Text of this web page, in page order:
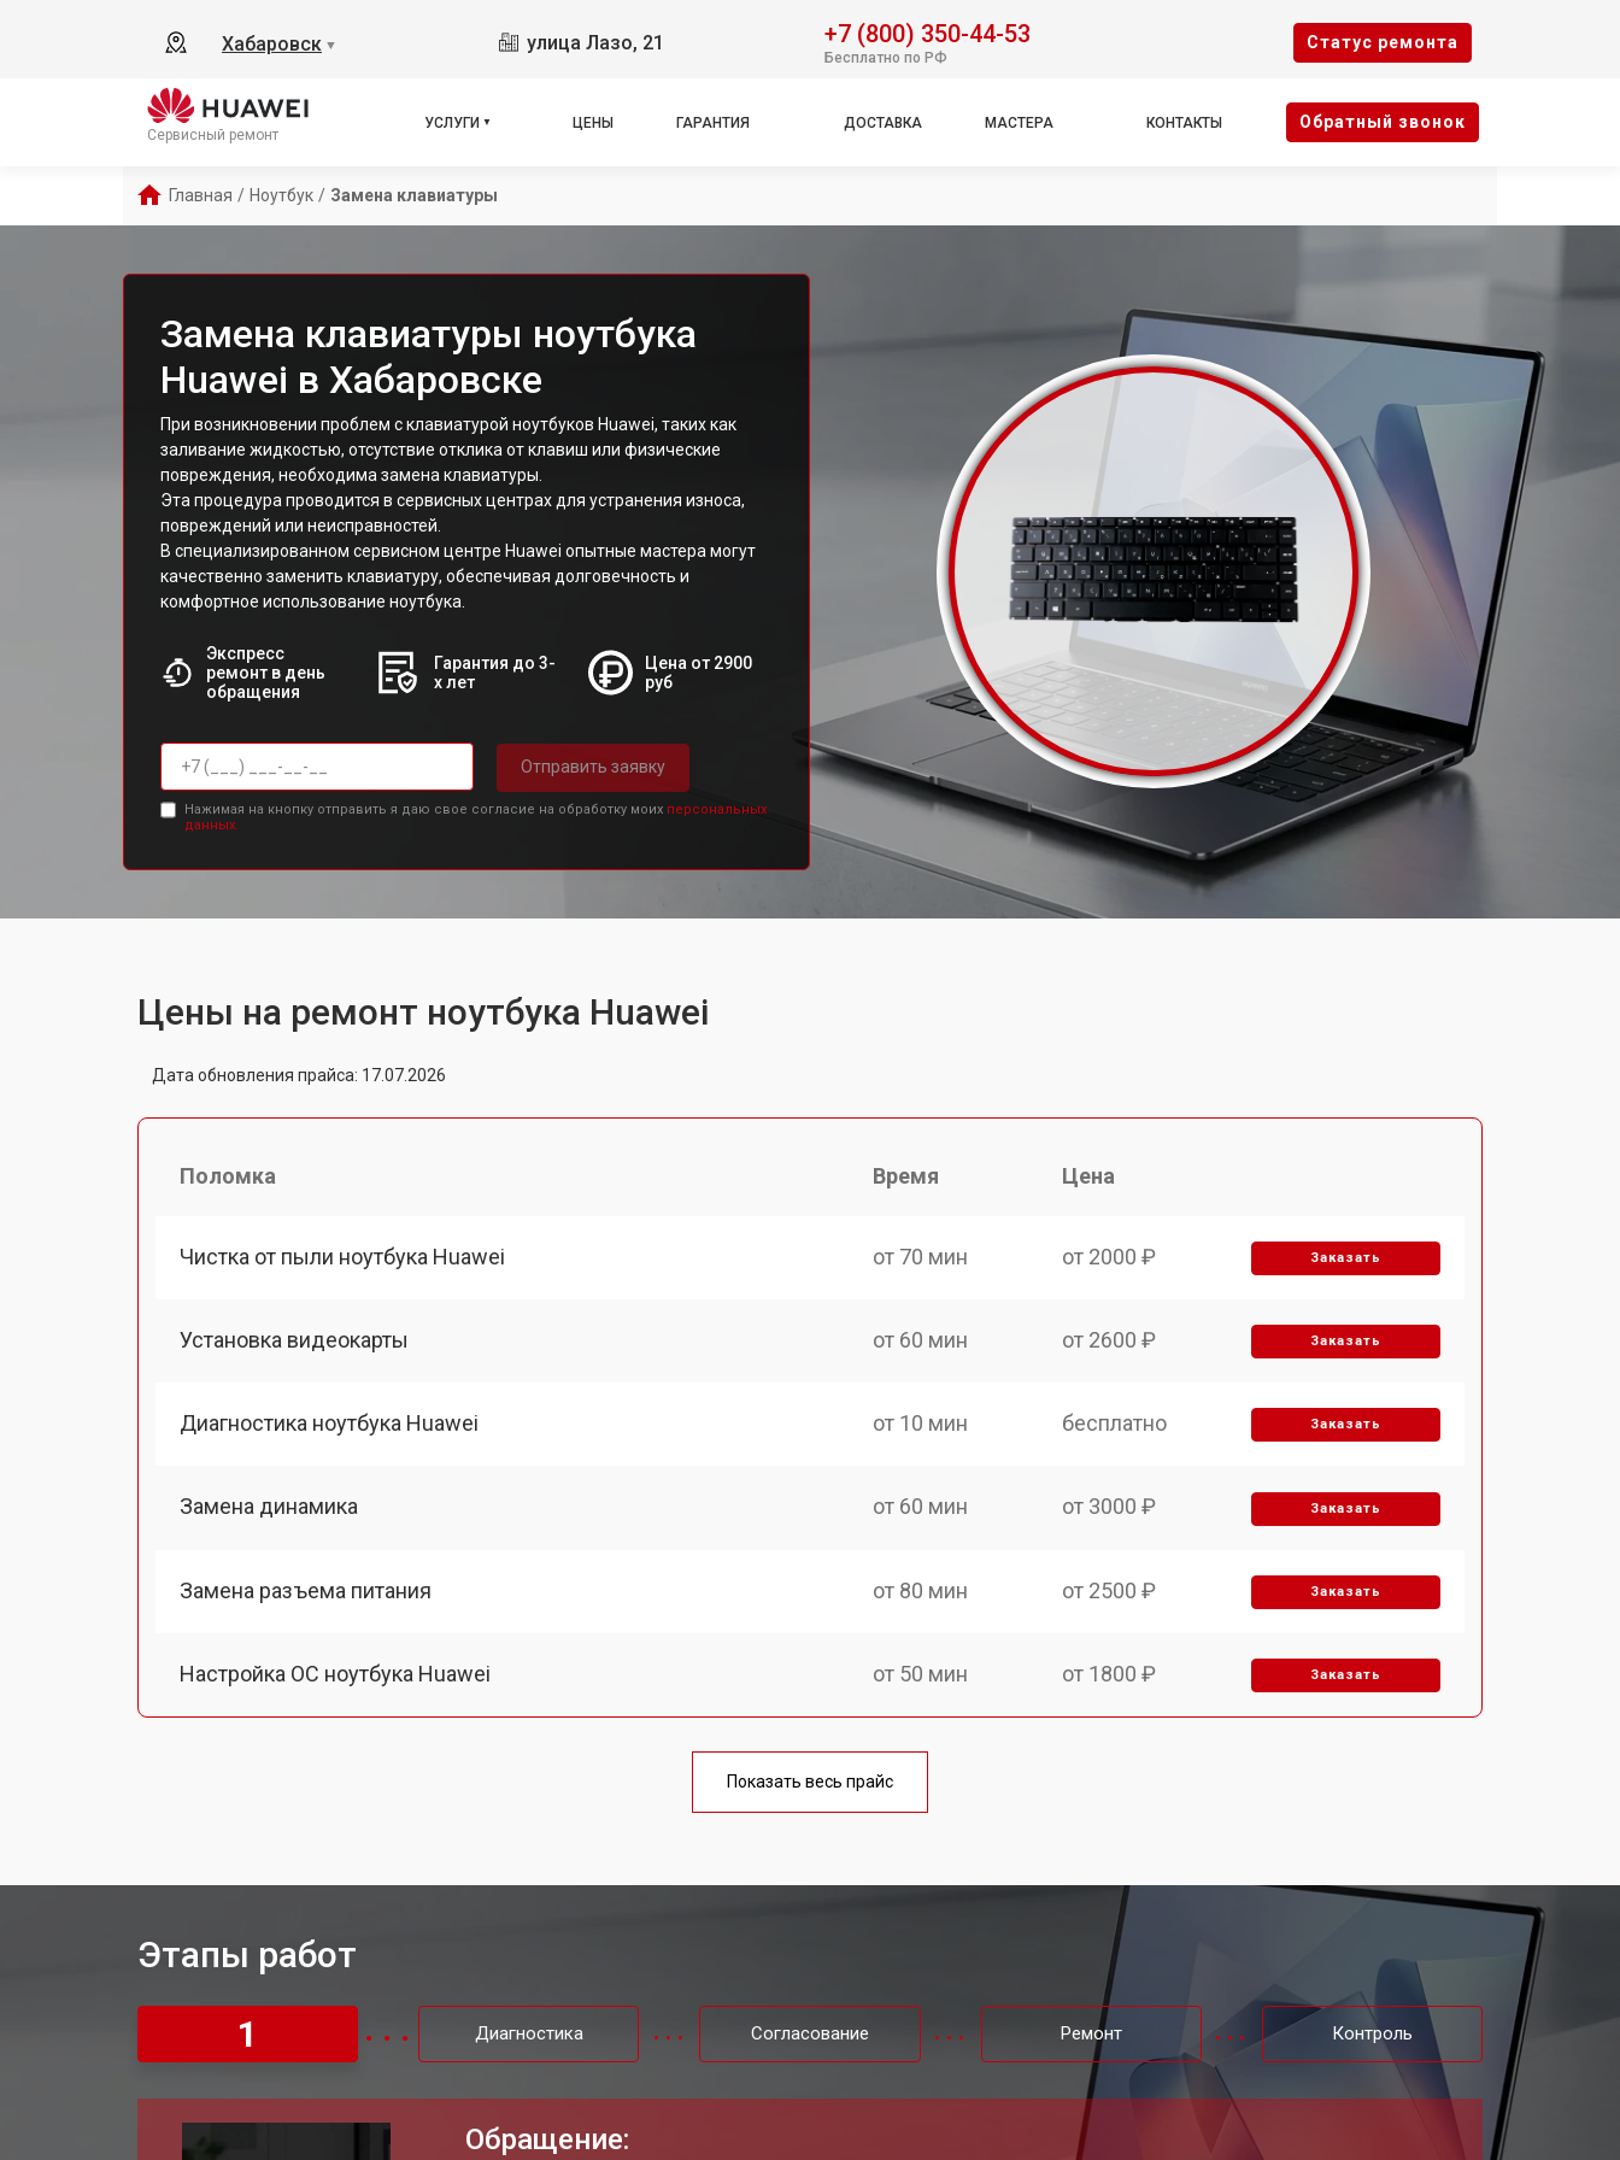
Хабаровск ▼ улица Лазо, 21 +7 (800) 350-44-53
Бесплатно по РФ
Cтатус ремонта
Сервисный ремонт
УСЛУГИ ЦЕНЫ ГАРАНТИЯ ДОСТАВКА МАСТЕРА КОНТАКТЫ Oбратный звонок
Главная / Ноутбук / Замена клавиатуры
Замена клавиатуры ноутбука
Huawei в Хабаровске
При возникновении проблем с клавиатурой ноутбуков Huawei, таких как
заливание жидкостью, отсутствие отклика от клавиш или физические
повреждения, необходима замена клавиатуры.
Эта процедура проводится в сервисных центрах для устранения износа,
повреждений или неисправностей.
В специализированном сервисном центре Huawei опытные мастера могут
качественно заменить клавиатуру, обеспечивая долговечность и
комфортное использование ноутбука.
Экспресс
ремонт в день
обращения
Гарантия до 3-
х лет
Цена от 2900
руб
Отправить заявку
Нажимая на кнопку отправить я даю свое согласие на обработку моих персональных
данных.
Цены на ремонт ноутбука Huawei
Дата обновления прайса: 17.07.2026
Поломка Время Цена
Чистка от пыли ноутбука Huawei от 70 мин от 2000 ₽ Заказать
Установка видеокарты от 60 мин от 2600 ₽ Заказать
Диагностика ноутбука Huawei от 10 мин бесплатно Заказать
Замена динамика от 60 мин от 3000 ₽ Заказать
Замена разъема питания от 80 мин от 2500 ₽ Заказать
Настройка ОС ноутбука Huawei от 50 мин от 1800 ₽ Заказать
от 100 мин
от 2250 ₽
Установка драйверов Windows от 40 мин от 950 ₽ Заказать
от 2300 ₽
Показать весь прайс
Этапы работ
1
Диагностика Согласование Ремонт Контроль
Обращение: